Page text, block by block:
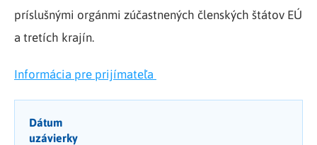
príslušnými orgánmi zúčastnených členských štátov EÚ
a tretích krajín.
Informácia pre prijímateľa
Dátum
uzávierky